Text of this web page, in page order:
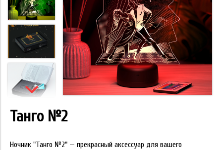
Танго №2
Ночник "Танго №2" — прекрасный аксессуар для вашего